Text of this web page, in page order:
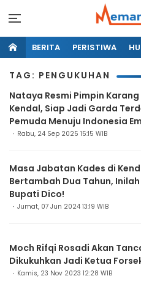
BERITA PERISTIWA
TAG: PENGUKUHAN
Nataya Resmi Pimpin
Kendal, Siap Jadi Garda
Pemuda Menuju Indonesia
Rabu, 24 Sep 2025 15:15 WIB
Masa Jabatan Kades di
Bertambah Dua Tahun,
Bupati Dico!
Jumat, 07 Jun 2024 13:19 WIB
Moch Rifqi Rosadi Akan
Dikukuhkan Jadi Ketua
Kamis, 23 Nov 2023 12:28 WIB